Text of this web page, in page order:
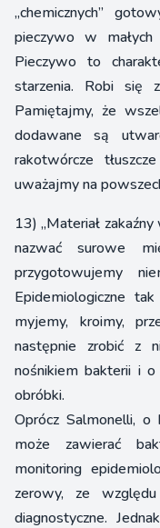
„chemicznych”
pieczywo w małych
Pieczywo to
starzenia. Robi się
Pamiętajmy, że
dodawane są
rakotwórcze
uważajmy na
13) „Materiał zakaźny
nazwać surowe
przygotowujemy
Epidemiologiczne
myjemy, kroimy,
następnie zrobić z
nośnikiem bakterii i
obróbki.
Oprócz Salmonelli, o
może zawierać
monitoring
zerowy, ze
diagnostyczne.